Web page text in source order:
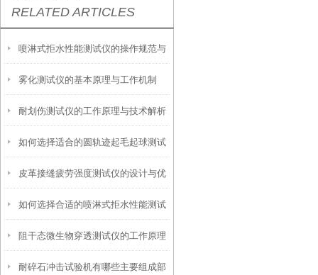
RELATED ARTICLES
喷淋式拒水性能测试仪的操作规范与
应用指南
雾化测试仪的基本原理与工作机制
耐划伤测试仪的工作原理与技术解析
如何选择适合的圆轨迹起毛起球测试
仪？
皮革接缝疲劳强度测试仪的设计与优
化
如何选择合适的喷淋式拒水性能测试
仪
阻干态微生物穿透测试仪的工作原理
解析
耐碎石冲击试验机有哪些主要组成部